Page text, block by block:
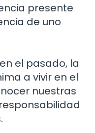
presente
de uno
el pasado, la
a vivir en el
nuestras